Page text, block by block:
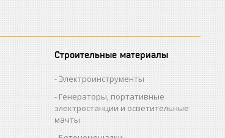
Строительные материалы
Электроинструменты
Генераторы, портативные
электростанции и осветительные
мачты